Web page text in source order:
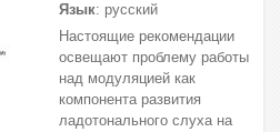
Язык: русский
Настоящие рекомендации
освещают проблему работы
над модуляцией как
компонента развития
ладотонального слуха на